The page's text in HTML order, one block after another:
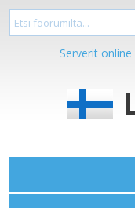
Serverit online